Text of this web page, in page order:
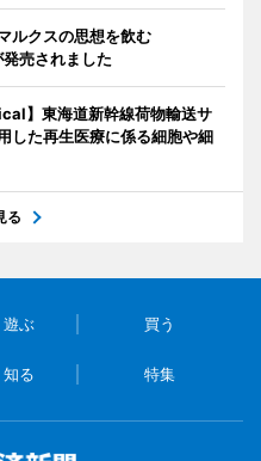
ルクスの思想を飲む
売されました
】東海道新幹線荷物輸送サ
した再生医療に係る細胞や細
る
遊ぶ 買う
る 特集